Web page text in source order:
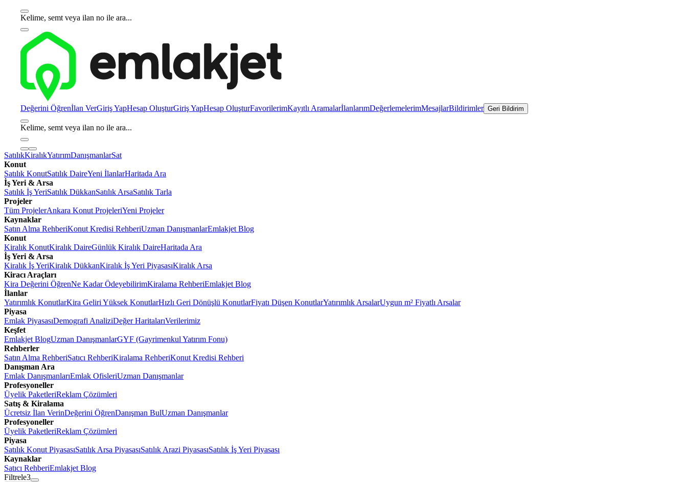
Kelime, semt veya ilan no ile ara...
Değerini Öğrenİlan VerGiriş YapHesap OluşturGiriş YapHesap OluşturFavorilerimKayıtlı AramalarİlanlarımDeğerlemelerimMesajlarBildirimler Geri Bildirim
Kelime, semt veya ilan no ile ara...
SatılıkKiralıkYatırımDanışmanlarSat
Konut
Satılık KonutSatılık DaireYeni İlanlarHaritada Ara
İş Yeri & Arsa
Satılık İş YeriSatılık DükkanSatılık ArsaSatılık Tarla
Projeler
Tüm ProjelerAnkara Konut ProjeleriYeni Projeler
Kaynaklar
Satın Alma RehberiKonut Kredisi RehberiUzman DanışmanlarEmlakjet Blog
Konut
Kiralık KonutKiralık DaireGünlük Kiralık DaireHaritada Ara
İş Yeri & Arsa
Kiralık İş YeriKiralık DükkanKiralık İş Yeri PiyasasıKiralık Arsa
Kiracı Araçları
Kira Değerini ÖğrenNe Kadar ÖdeyebilirimKiralama RehberiEmlakjet Blog
İlanlar
Yatırımlık KonutlarKira Geliri Yüksek KonutlarHızlı Geri Dönüşlü KonutlarFiyatı Düşen KonutlarYatırımlık ArsalarUygun m² Fiyatlı Arsalar
Piyasa
Emlak PiyasasıDemografi AnaliziDeğer HaritalarıVerilerimiz
Keşfet
Emlakjet BlogUzman DanışmanlarGYF (Gayrimenkul Yatırım Fonu)
Rehberler
Satın Alma RehberiSatıcı RehberiKiralama RehberiKonut Kredisi Rehberi
Danışman Ara
Emlak DanışmanlarıEmlak OfisleriUzman Danışmanlar
Profesyoneller
Üyelik PaketleriReklam Çözümleri
Satış & Kiralama
Ücretsiz İlan VerinDeğerini ÖğrenDanışman BulUzman Danışmanlar
Profesyoneller
Üyelik PaketleriReklam Çözümleri
Piyasa
Satılık Konut PiyasasıSatılık Arsa PiyasasıSatılık Arazi PiyasasıSatılık İş Yeri Piyasası
Kaynaklar
Satıcı RehberiEmlakjet Blog
Filtrele3